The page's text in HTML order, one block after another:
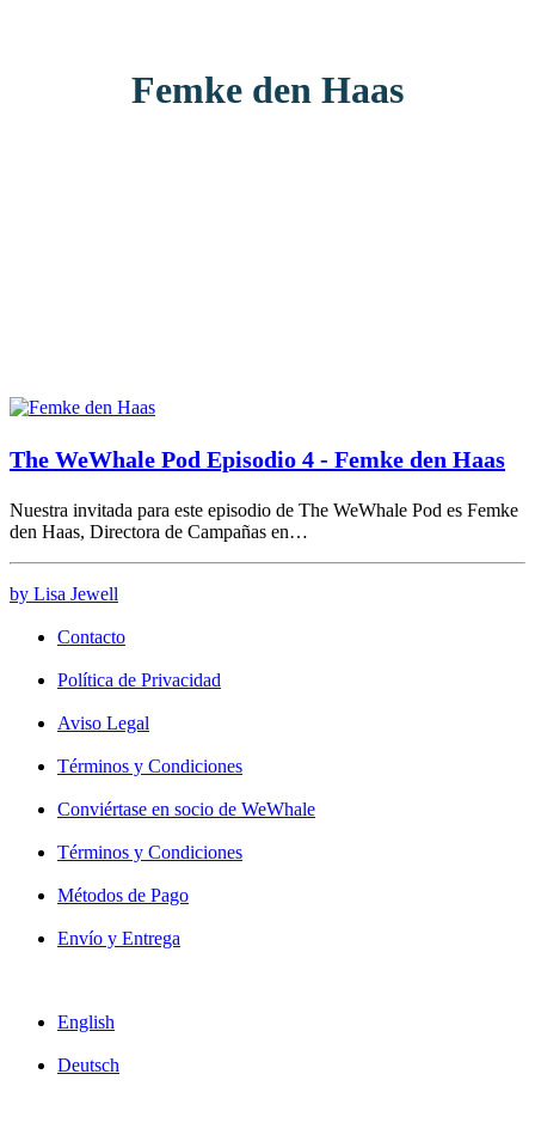
Femke den Haas
The WeWhale Pod Episodio 4 - Femke den Haas
Nuestra invitada para este episodio de The WeWhale Pod es Femke
den Haas, Directora de Campañas en…
by Lisa Jewell
Contacto
Política de Privacidad
Aviso Legal
Términos y Condiciones
Conviértase en socio de WeWhale
Términos y Condiciones
Métodos de Pago
Envío y Entrega
English
Deutsch